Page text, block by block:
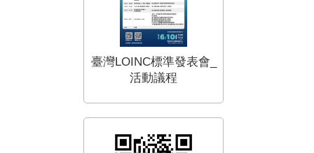
臺灣LOINC標準發表會_
活動議程